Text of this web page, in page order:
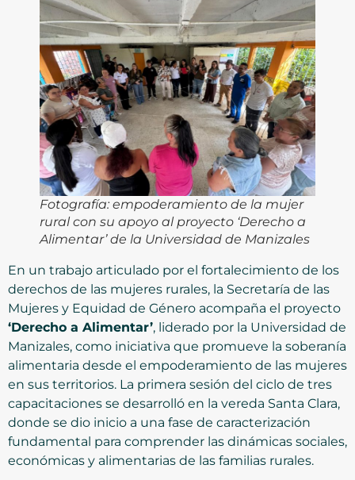
Fotografía: empoderamiento de la mujer
rural con su apoyo al proyecto ‘Derecho a
Alimentar’ de la Universidad de Manizales
En un trabajo articulado por el fortalecimiento de los
derechos de las mujeres rurales, la Secretaría de las
Mujeres y Equidad de Género acompaña el proyecto
‘Derecho a Alimentar’, liderado por la Universidad de
Manizales, como iniciativa que promueve la soberanía
alimentaria desde el empoderamiento de las mujeres
en sus territorios. La primera sesión del ciclo de tres
capacitaciones se desarrolló en la vereda Santa Clara,
donde se dio inicio a una fase de caracterización
fundamental para comprender las dinámicas sociales,
económicas y alimentarias de las familias rurales.